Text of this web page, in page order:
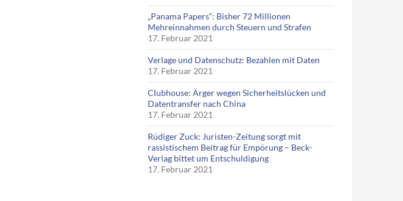
„Panama Papers“: Bisher 72 Millionen
Mehreinnahmen durch Steuern und Strafen
17. Februar 2021
Verlage und Datenschutz: Bezahlen mit Daten
17. Februar 2021
Clubhouse: Ärger wegen Sicherheitslücken und
Datentransfer nach China
17. Februar 2021
Rüdiger Zuck: Juristen-Zeitung sorgt mit
rassistischem Beitrag für Empörung – Beck-
Verlag bittet um Entschuldigung
17. Februar 2021